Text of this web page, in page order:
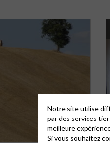
Notre site utilise
par des services
meilleure
Si vous souhaitez